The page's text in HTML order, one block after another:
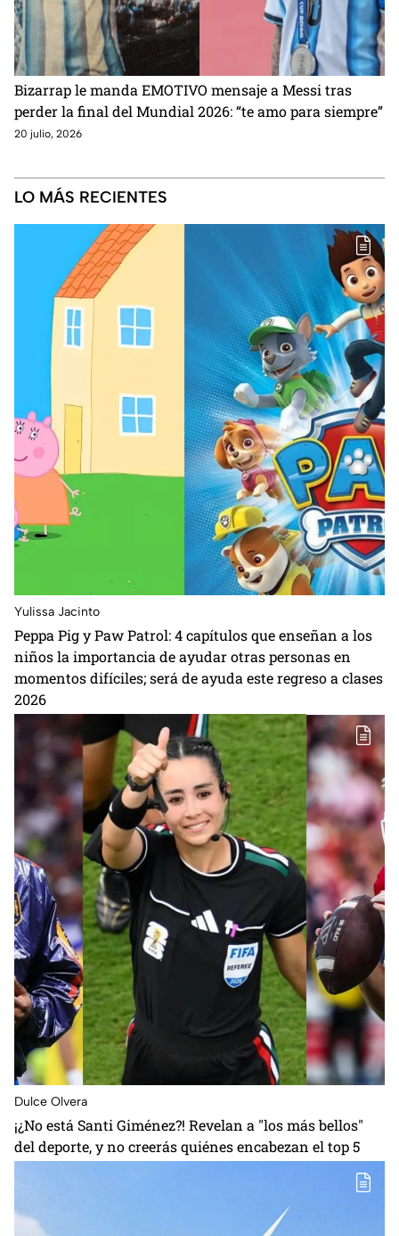
Bizarrap le manda EMOTIVO mensaje a Messi tras
perder la final del Mundial 2026: “te amo para siempre”
20 julio, 2026
LO MÁS RECIENTES
Yulissa Jacinto
Peppa Pig y Paw Patrol: 4 capítulos que enseñan a los
niños la importancia de ayudar otras personas en
momentos difíciles; será de ayuda este regreso a clases
2026
Dulce Olvera
¡¿No está Santi Giménez?! Revelan a "los más bellos"
del deporte, y no creerás quiénes encabezan el top 5